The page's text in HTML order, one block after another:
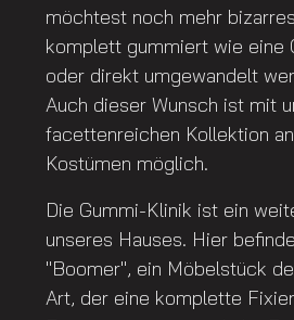
möchtest noch mehr
komplett gummiert wie eine
oder direkt umgewandelt
Auch dieser Wunsch ist mit
facettenreichen Kollektion
Kostümen möglich.
Die Gummi-Klinik ist ein
unseres Hauses. Hier
"Boomer", ein Möbelstück
Art, der eine komplette